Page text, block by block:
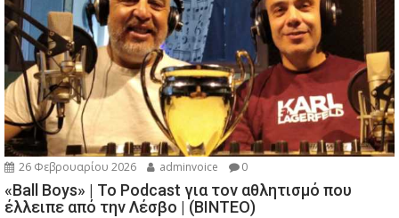
26 Φεβρουαρίου 2026 adminvoice 0
«Ball Boys» | Το Podcast για τον αθλητισμό που
έλλειπε από την Λέσβο | (ΒΙΝΤΕΟ)